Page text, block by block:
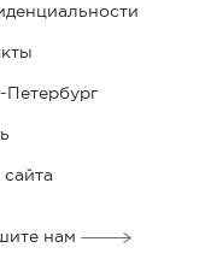
Петербург
нам